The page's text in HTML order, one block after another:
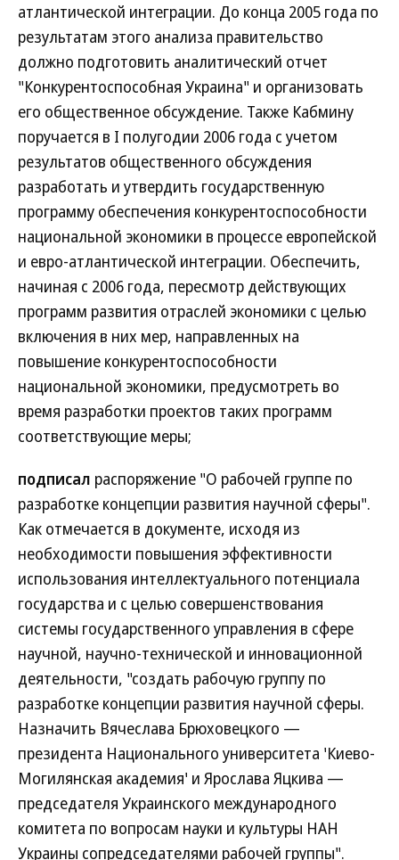
атлантической интеграции. До конца 2005 года по
результатам этого анализа правительство
должно подготовить аналитический отчет
"Конкурентоспособная Украина" и организовать
его общественное обсуждение. Также Кабмину
поручается в I полугодии 2006 года с учетом
результатов общественного обсуждения
разработать и утвердить государственную
программу обеспечения конкурентоспособности
национальной экономики в процессе европейской
и евро-атлантической интеграции. Обеспечить,
начиная с 2006 года, пересмотр действующих
программ развития отраслей экономики с целью
включения в них мер, направленных на
повышение конкурентоспособности
национальной экономики, предусмотреть во
время разработки проектов таких программ
соответствующие меры;
подписал распоряжение "О рабочей группе по
разработке концепции развития научной сферы".
Как отмечается в документе, исходя из
необходимости повышения эффективности
использования интеллектуального потенциала
государства и с целью совершенствования
системы государственного управления в сфере
научной, научно-технической и инновационной
деятельности, "создать рабочую группу по
разработке концепции развития научной сферы.
Назначить Вячеслава Брюховецкого —
президента Национального университета 'Киево-
Могилянская академия' и Ярослава Яцкива —
председателя Украинского международного
комитета по вопросам науки и культуры НАН
Украины сопредседателями рабочей группы".